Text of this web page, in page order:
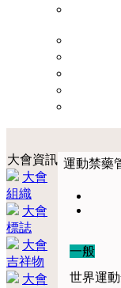
大會資訊
大會
組織
大會
標誌
大會
吉祥物
大會
運動禁藥
一般
世界運